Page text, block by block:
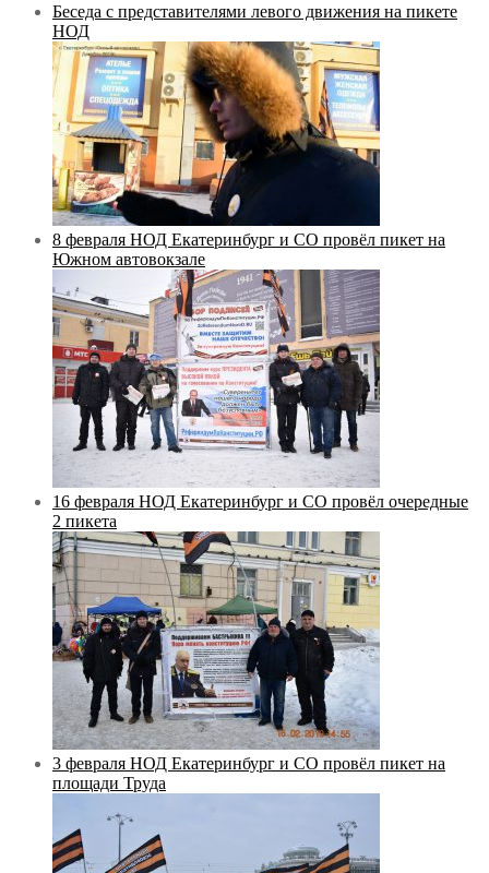
Беседа с представителями левого движения на пикете
НОД
8 февраля НОД Екатеринбург и СО провёл пикет на
Южном автовокзале
16 февраля НОД Екатеринбург и СО провёл очередные
2 пикета
3 февраля НОД Екатеринбург и СО провёл пикет на
площади Труда